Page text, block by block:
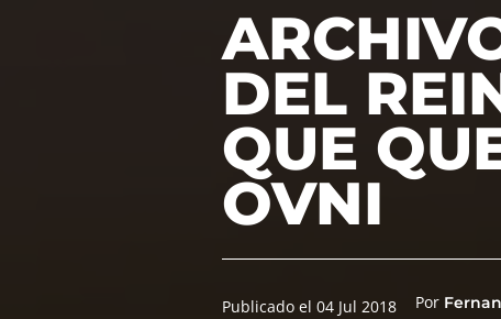
DEL
QUE
OVNI
Publicado el 04 Jul 2018 Por